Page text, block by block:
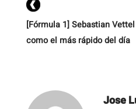
[Fórmula 1] Sebastian
como el más rápido del día
Jose